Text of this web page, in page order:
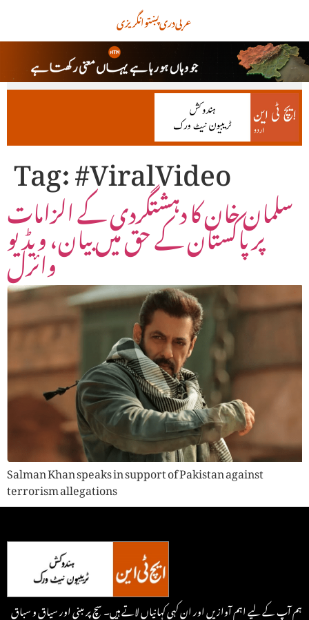
انگریزیپښتودریعربی
Tag:#ViralVideo
سلمان خان کا دہشتگردی کے الزامات
پر پاکستان کے حق میں بیان، ویڈیو
وائرل
Salman Khan speaks in support of Pakistan against
terrorism allegations
ہم آپ کے لیے اہم آوازیں اور ان کہی کہانیاں لاتے ہیں۔ سچ پر مبنی اور سیاق و سباق